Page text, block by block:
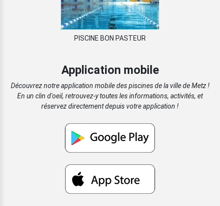
PISCINE BON PASTEUR
Application mobile
Découvrez notre application mobile des piscines de la ville de Metz !
En un clin d'oeil, retrouvez-y toutes les informations, activités, et
réservez directement depuis votre application !